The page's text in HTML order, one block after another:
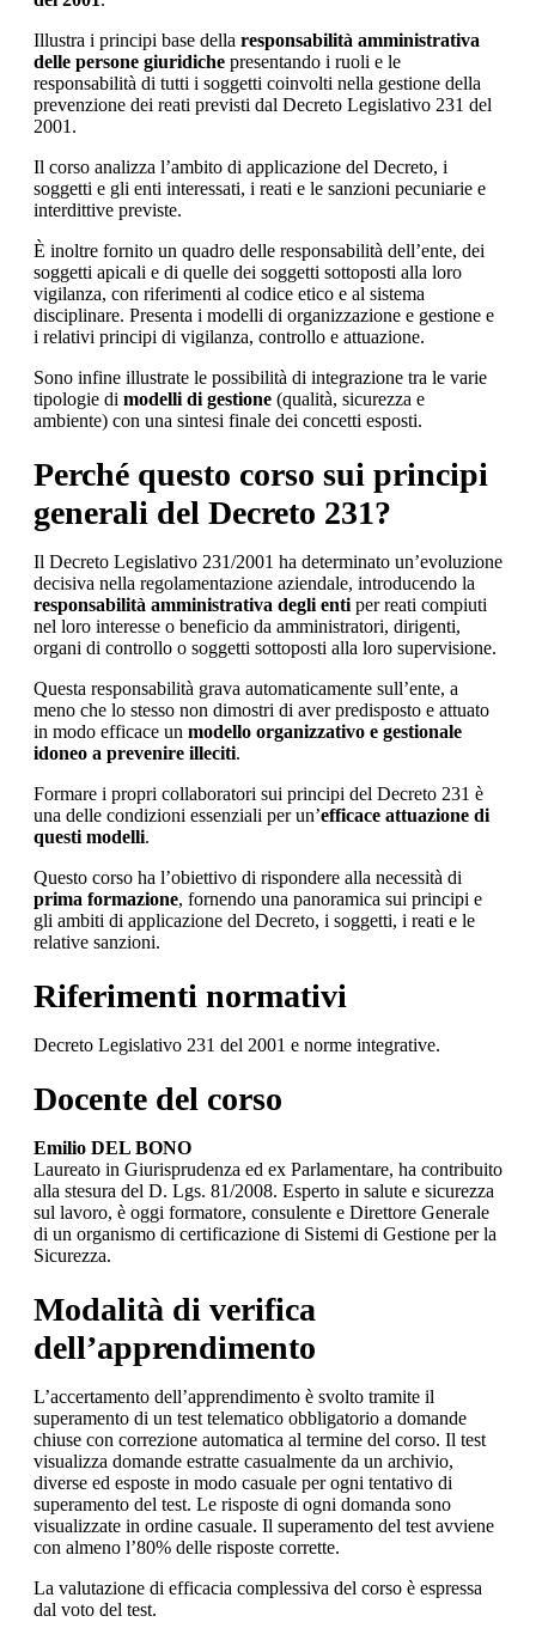
Illustra i principi base della responsabilità amministrativa
delle persone giuridiche presentando i ruoli e le
responsabilità di tutti i soggetti coinvolti nella gestione della
prevenzione dei reati previsti dal Decreto Legislativo 231 del
2001.
Il corso analizza l’ambito di applicazione del Decreto, i
soggetti e gli enti interessati, i reati e le sanzioni pecuniarie e
interdittive previste.
È inoltre fornito un quadro delle responsabilità dell’ente, dei
soggetti apicali e di quelle dei soggetti sottoposti alla loro
vigilanza, con riferimenti al codice etico e al sistema
disciplinare. Presenta i modelli di organizzazione e gestione e
i relativi principi di vigilanza, controllo e attuazione.
Sono infine illustrate le possibilità di integrazione tra le varie
tipologie di modelli di gestione (qualità, sicurezza e
ambiente) con una sintesi finale dei concetti esposti.
Perché questo corso sui principi
generali del Decreto 231?
Il Decreto Legislativo 231/2001 ha determinato un’evoluzione
decisiva nella regolamentazione aziendale, introducendo la
responsabilità amministrativa degli enti per reati compiuti
nel loro interesse o beneficio da amministratori, dirigenti,
organi di controllo o soggetti sottoposti alla loro supervisione.
Questa responsabilità grava automaticamente sull’ente, a
meno che lo stesso non dimostri di aver predisposto e attuato
in modo efficace un modello organizzativo e gestionale
idoneo a prevenire illeciti.
Formare i propri collaboratori sui principi del Decreto 231 è
una delle condizioni essenziali per un’efficace attuazione di
questi modelli.
Questo corso ha l’obiettivo di rispondere alla necessità di
prima formazione, fornendo una panoramica sui principi e
gli ambiti di applicazione del Decreto, i soggetti, i reati e le
relative sanzioni.
Riferimenti normativi
Decreto Legislativo 231 del 2001 e norme integrative.
Docente del corso
Emilio DEL BONO
Laureato in Giurisprudenza ed ex Parlamentare, ha contribuito
alla stesura del D. Lgs. 81/2008. Esperto in salute e sicurezza
sul lavoro, è oggi formatore, consulente e Direttore Generale
di un organismo di certificazione di Sistemi di Gestione per la
Sicurezza.
Modalità di verifica
dell’apprendimento
L’accertamento dell’apprendimento è svolto tramite il
superamento di un test telematico obbligatorio a domande
chiuse con correzione automatica al termine del corso. Il test
visualizza domande estratte casualmente da un archivio,
diverse ed esposte in modo casuale per ogni tentativo di
superamento del test. Le risposte di ogni domanda sono
visualizzate in ordine casuale. Il superamento del test avviene
con almeno l’80% delle risposte corrette.
La valutazione di efficacia complessiva del corso è espressa
dal voto del test.